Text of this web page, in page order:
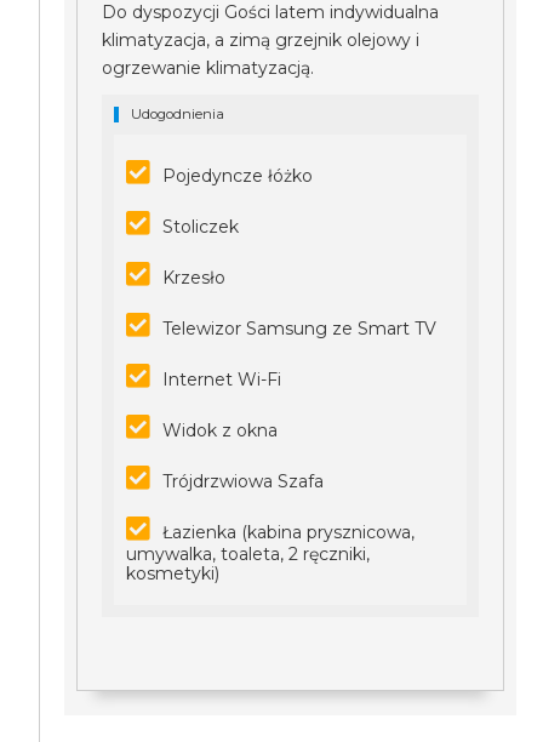
Do dyspozycji Gości latem indywidualna
klimatyzacja, a zimą grzejnik olejowy i
ogrzewanie klimatyzacją.
Udogodnienia
Pojedyncze łóżko
Stoliczek
Krzesło
Telewizor Samsung ze Smart TV
Internet Wi-Fi
Widok z okna
Trójdrzwiowa Szafa
Łazienka (kabina prysznicowa,
umywalka, toaleta, 2 ręczniki,
kosmetyki)